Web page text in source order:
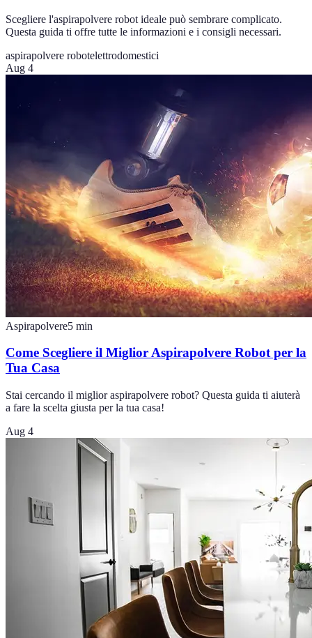
Scegliere l'aspirapolvere robot ideale può sembrare complicato.
Questa guida ti offre tutte le informazioni e i consigli necessari.
aspirapolvere robotelettrodomestici
Aug 4
Aspirapolvere5 min
Come Scegliere il Miglior Aspirapolvere Robot per la
Tua Casa
Stai cercando il miglior aspirapolvere robot? Questa guida ti aiuterà
a fare la scelta giusta per la tua casa!
Aug 4